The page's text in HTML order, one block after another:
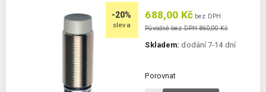
-20%
sleva
688,00 Kč bez DPH
Původně bez DPH 860,00 Kč
Skladem: dodání 7-14 dní
Porovnat